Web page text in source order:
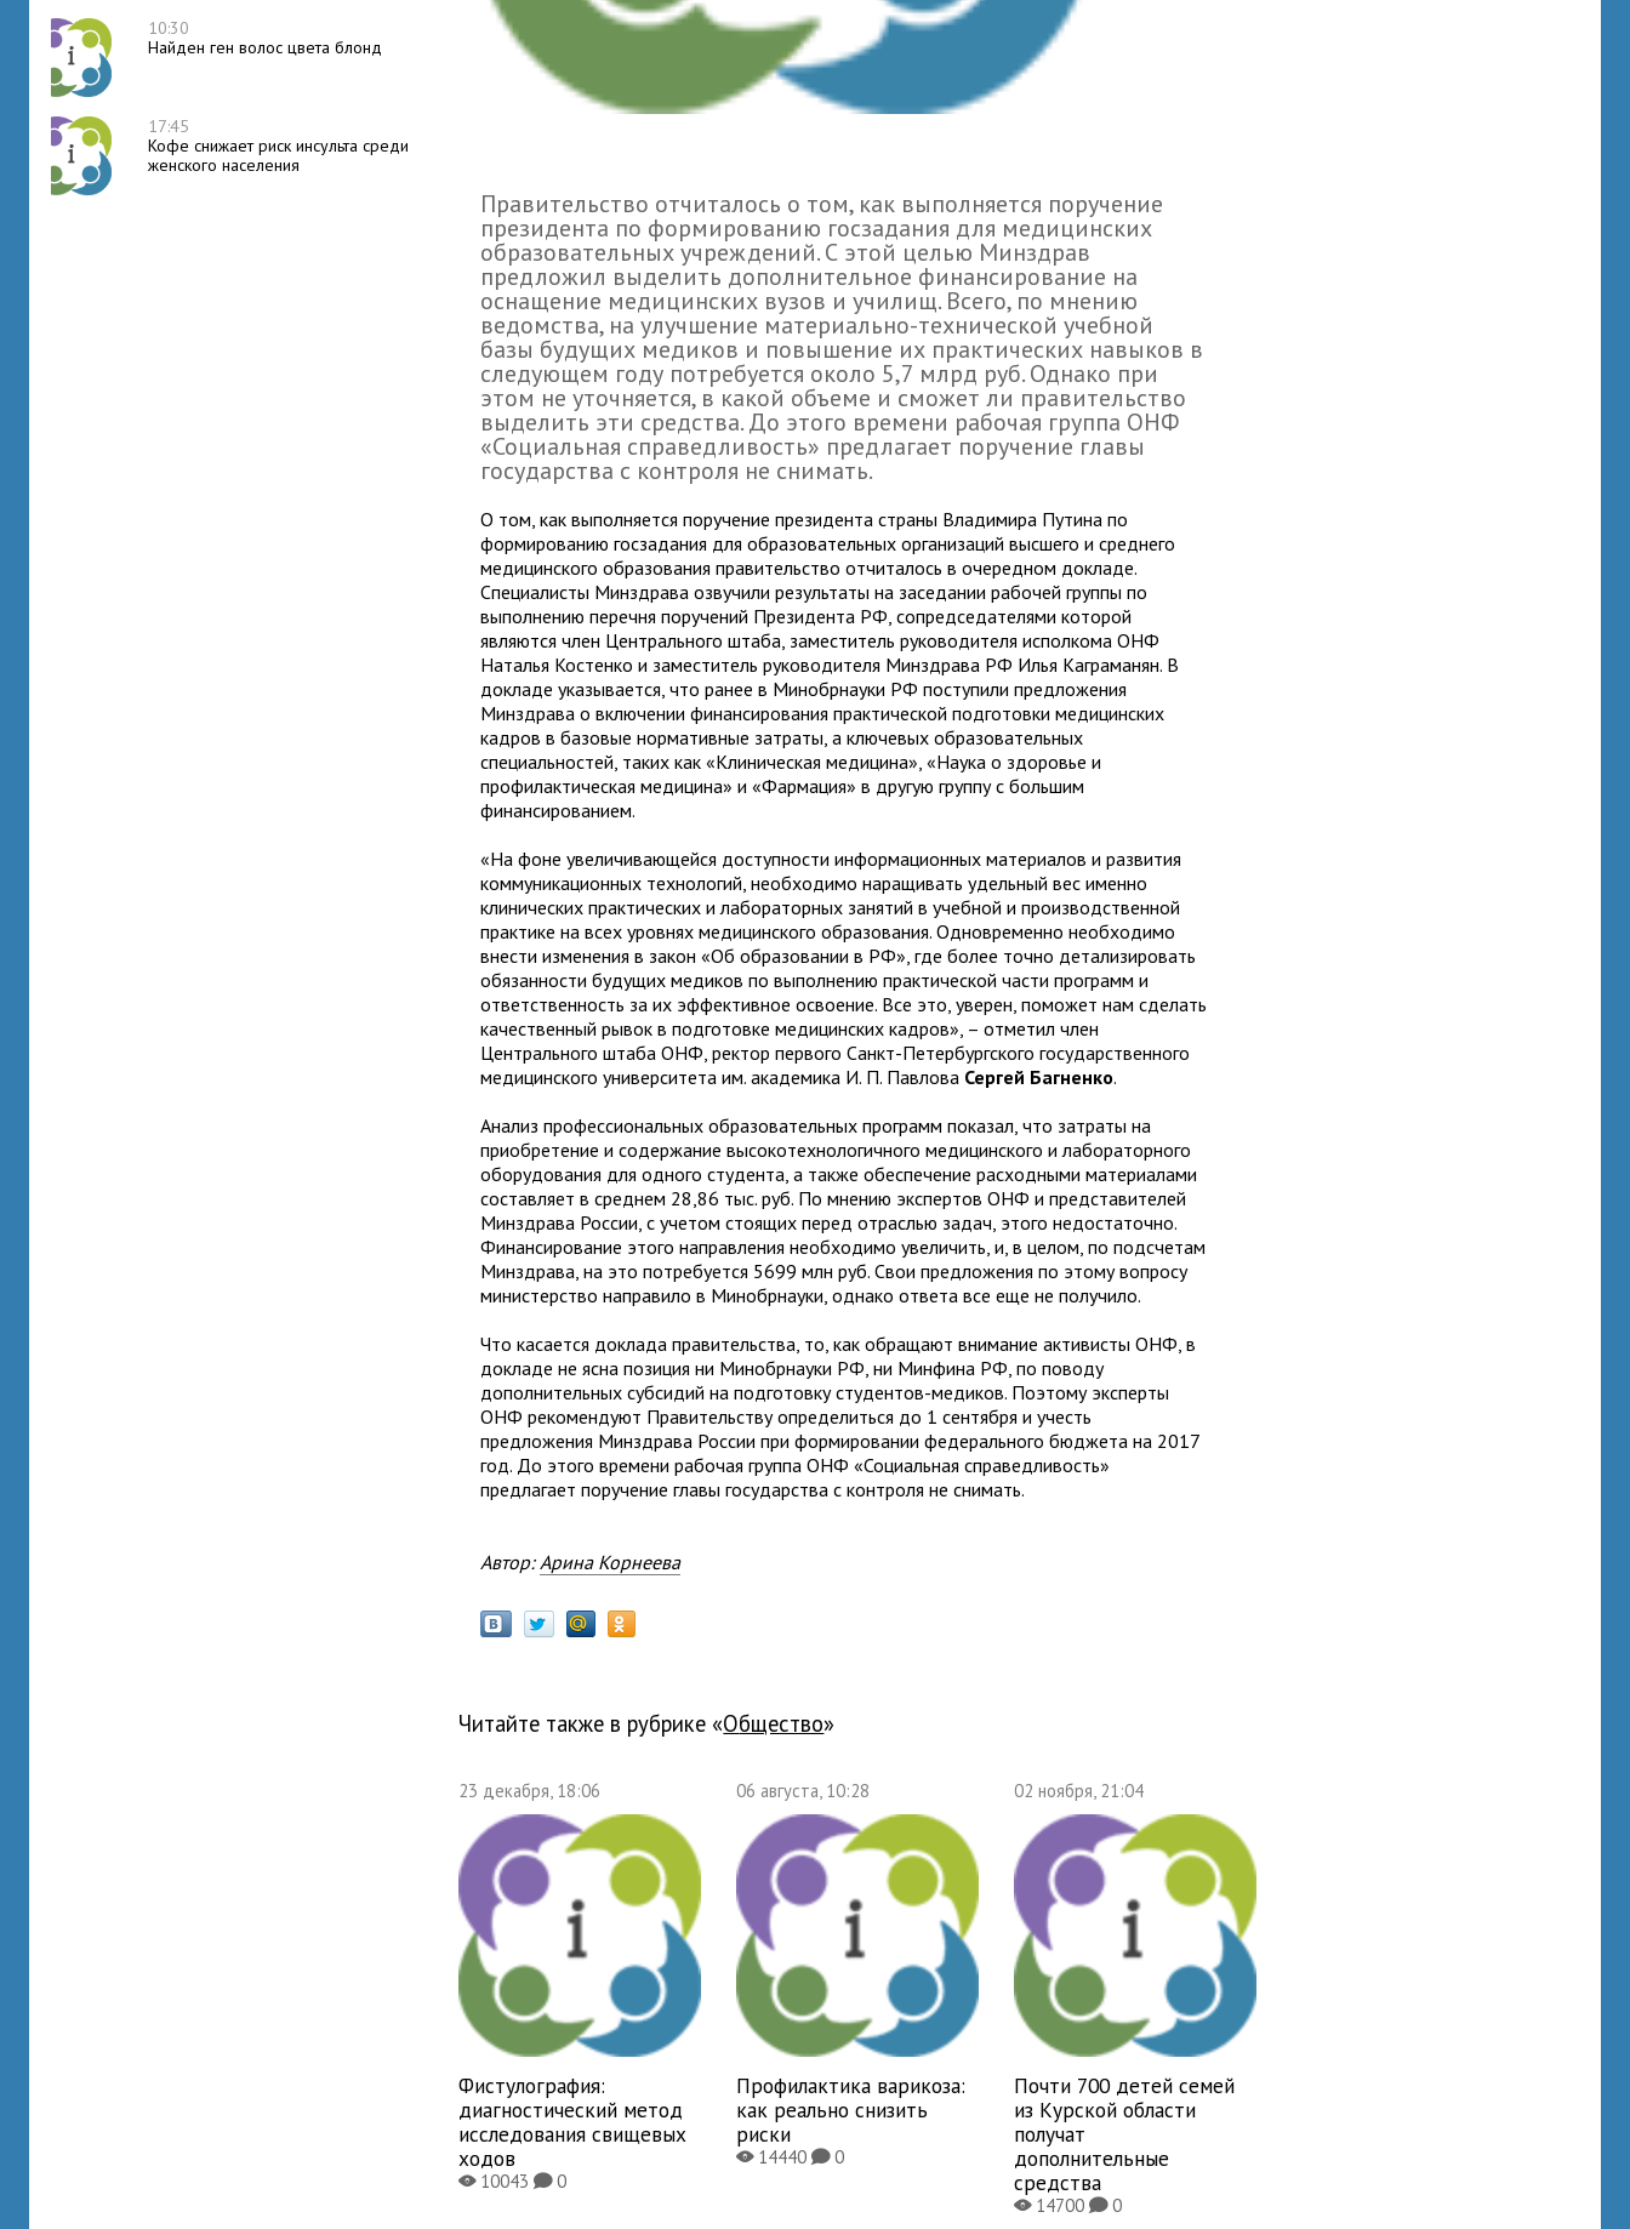
10:30
Найден ген волос цвета блонд
17:45
Кофе снижает риск инсульта среди
женского населения
Правительство отчиталось о том, как выполняется поручение
президента по формированию госзадания для медицинских
образовательных учреждений. С этой целью Минздрав
предложил выделить дополнительное финансирование на
оснащение медицинских вузов и училищ. Всего, по мнению
ведомства, на улучшение материально-технической учебной
базы будущих медиков и повышение их практических навыков в
следующем году потребуется около 5,7 млрд руб. Однако при
этом не уточняется, в какой объеме и сможет ли правительство
выделить эти средства. До этого времени рабочая группа ОНФ
«Социальная справедливость» предлагает поручение главы
государства с контроля не снимать.
О том, как выполняется поручение президента страны Владимира Путина по
формированию госзадания для образовательных организаций высшего и среднего
медицинского образования правительство отчиталось в очередном докладе.
Специалисты Минздрава озвучили результаты на заседании рабочей группы по
выполнению перечня поручений Президента РФ, сопредседателями которой
являются член Центрального штаба, заместитель руководителя исполкома ОНФ
Наталья Костенко и заместитель руководителя Минздрава РФ Илья Каграманян. В
докладе указывается, что ранее в Минобрнауки РФ поступили предложения
Минздрава о включении финансирования практической подготовки медицинских
кадров в базовые нормативные затраты, а ключевых образовательных
специальностей, таких как «Клиническая медицина», «Наука о здоровье и
профилактическая медицина» и «Фармация» в другую группу с большим
финансированием.
«На фоне увеличивающейся доступности информационных материалов и развития
коммуникационных технологий, необходимо наращивать удельный вес именно
клинических практических и лабораторных занятий в учебной и производственной
практике на всех уровнях медицинского образования. Одновременно необходимо
внести изменения в закон «Об образовании в РФ», где более точно детализировать
обязанности будущих медиков по выполнению практической части программ и
ответственность за их эффективное освоение. Все это, уверен, поможет нам сделать
качественный рывок в подготовке медицинских кадров», – отметил член
Центрального штаба ОНФ, ректор первого Санкт-Петербургского государственного
медицинского университета им. академика И. П. Павлова Сергей Багненко.
Анализ профессиональных образовательных программ показал, что затраты на
приобретение и содержание высокотехнологичного медицинского и лабораторного
оборудования для одного студента, а также обеспечение расходными материалами
составляет в среднем 28,86 тыс. руб. По мнению экспертов ОНФ и представителей
Минздрава России, с учетом стоящих перед отраслью задач, этого недостаточно.
Финансирование этого направления необходимо увеличить, и, в целом, по подсчетам
Минздрава, на это потребуется 5699 млн руб. Свои предложения по этому вопросу
министерство направило в Минобрнауки, однако ответа все еще не получило.
Что касается доклада правительства, то, как обращают внимание активисты ОНФ, в
докладе не ясна позиция ни Минобрнауки РФ, ни Минфина РФ, по поводу
дополнительных субсидий на подготовку студентов-медиков. Поэтому эксперты
ОНФ рекомендуют Правительству определиться до 1 сентября и учесть
предложения Минздрава России при формировании федерального бюджета на 2017
год. До этого времени рабочая группа ОНФ «Социальная справедливость»
предлагает поручение главы государства с контроля не снимать.
Автор:Арина Корнеева
Читайте также в рубрике « общество»
23 декабря, 18:06
Фистулография:
диагностический метод
исследования свищевых
ходов
X10043K0
06 августа, 10:28
Профилактика варикоза:
как реально снизить
риски
X14440K0
02 ноября, 21:04
Почти 700 детей семей
из Курской области
получат
дополнительные
средства
X14700K0